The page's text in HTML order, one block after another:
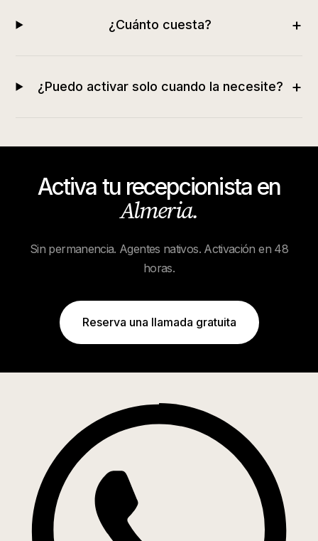
¿Cuánto cuesta? +
¿Puedo activar solo cuando la necesite? +
Activa tu recepcionista en
Almeria.
Sin permanencia. Agentes nativos. Activación en 48
horas.
Reserva una llamada gratuita